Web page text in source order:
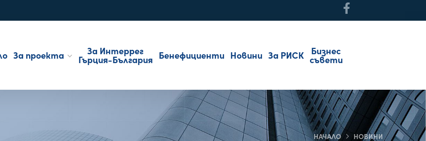
За проекта За Интеррег
Гърция-България Бенефициенти Новини За РИСК Бизнес
съвети
НАЧАЛО НОВИНИ